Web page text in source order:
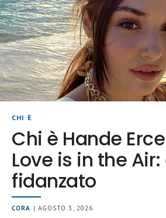
CHI È
Chi è Hande
Love is in the
fidanzato
CORA | AGOSTO 3, 2026